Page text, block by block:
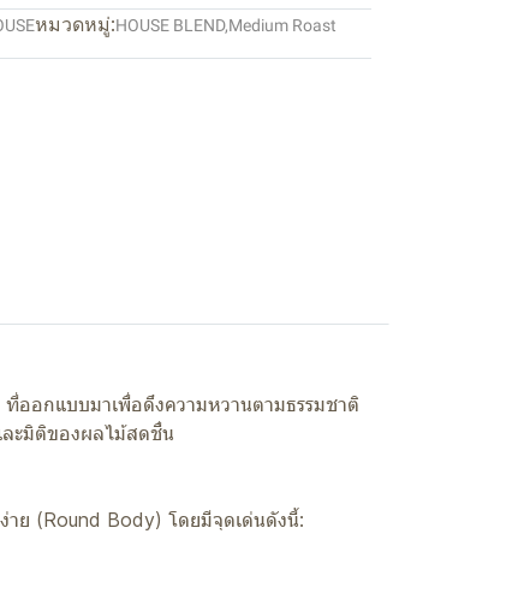
หมวดหมู่:HOUSE BLEND,Medium Roast
ออกแบบมาเพื่อดึงความหวานตามธรรมชาติ
ะมิติของผลไม้สดชื่น
ย (Round Body) โดยมีจุดเด่นดังนี้: